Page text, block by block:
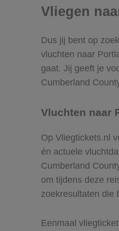
Vliegen
Dus jij bent op
vluchten naar
gaat. Jij geeft je
Cumberland
Vluchten naar
Op Vliegtickets.nl
én actuele
Cumberland
om tijdens deze
zoekresultaten die
Eenmaal